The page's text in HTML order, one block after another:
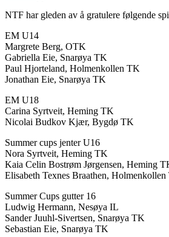
NTF har gleden av å gratulere følgende
EM U14
Margrete Berg, OTK
Gabriella Eie, Snarøya TK
Paul Hjorteland, Holmenkollen TK
Jonathan Eie, Snarøya TK
EM U18
Carina Syrtveit, Heming TK
Nicolai Budkov Kjær, Bygdø TK
Summer cups jenter U16
Nora Syrtveit, Heming TK
Kaia Celin Bostrøm Jørgensen, Heming
Elisabeth Texnes Braathen,
Summer Cups gutter 16
Ludwig Hermann, Nesøya IL
Sander Juuhl-Sivertsen, Snarøya TK
Sebastian Eie, Snarøya TK